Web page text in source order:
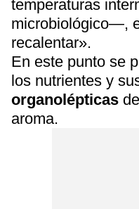
temperaturas
microbiológico—,
recalentar».
En este punto se
los nutrientes y
organolépticas
aroma.